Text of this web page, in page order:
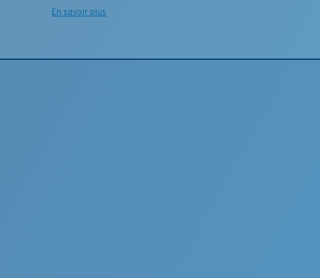
En savoir plus